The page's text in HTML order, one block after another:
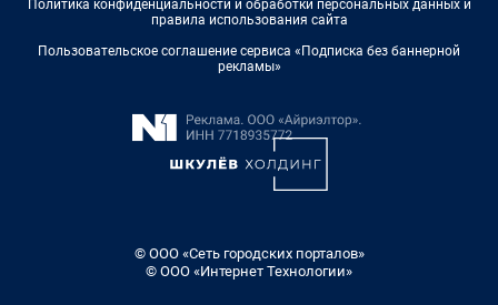
Политика конфиденциальности и обработки персональных данных и
правила использования сайта
Пользовательское соглашение сервиса «Подписка без баннерной
рекламы»
© ООО «Сеть городских порталов»
© ООО «Интернет Технологии»